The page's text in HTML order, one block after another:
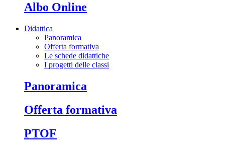
Albo Online
Didattica
Panoramica
Offerta formativa
Le schede didattiche
I progetti delle classi
Panoramica
Offerta formativa
PTOF